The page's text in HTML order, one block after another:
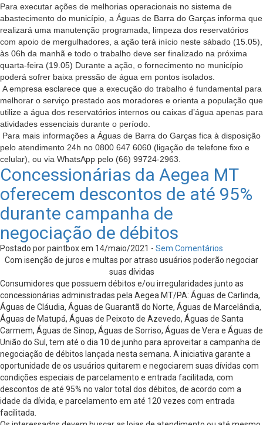
Para executar ações de melhorias operacionais no sistema de
abastecimento do município, a Águas de Barra do Garças informa que
realizará uma manutenção programada, limpeza dos reservatórios
com apoio de mergulhadores, a ação terá início neste sábado (15.05),
às 06h da manhã e todo o trabalho deve ser finalizado na próxima
quarta-feira (19.05) Durante a ação, o fornecimento no município
poderá sofrer baixa pressão de água em pontos isolados.
A empresa esclarece que a execução do trabalho é fundamental para
melhorar o serviço prestado aos moradores e orienta a população que
utilize a água dos reservatórios internos ou caixas d’água apenas para
atividades essenciais durante o período.
Para mais informações a Águas de Barra do Garças fica à disposição
pelo atendimento 24h no 0800 647 6060 (ligação de telefone fixo e
celular), ou via WhatsApp pelo (66) 99724-2963.
Concessionárias da Aegea MT
oferecem descontos de até 95%
durante campanha de
negociação de débitos
Postado por paintbox em 14/maio/2021 - Sem Comentários
Com isenção de juros e multas por atraso usuários poderão negociar
suas dívidas
Consumidores que possuem débitos e/ou irregularidades junto as
concessionárias administradas pela Aegea MT/PA: Águas de Carlinda,
Águas de Cláudia, Águas de Guarantã do Norte, Águas de Marcelândia,
Águas de Matupá, Águas de Peixoto de Azevedo, Águas de Santa
Carmem, Águas de Sinop, Águas de Sorriso, Águas de Vera e Águas de
União do Sul, tem até o dia 10 de junho para aproveitar a campanha de
negociação de débitos lançada nesta semana. A iniciativa garante a
oportunidade de os usuários quitarem e negociarem suas dívidas com
condições especiais de parcelamento e entrada facilitada, com
descontos de até 95% no valor total dos débitos, de acordo com a
idade da dívida, e parcelamento em até 120 vezes com entrada
facilitada.